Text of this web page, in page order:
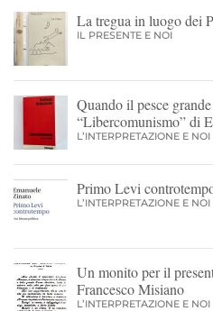
La tregua in luogo dei
IL PRESENTE E NOI
Quando il pesce
“Libercomunismo” di
L’INTERPRETAZIONE E NOI
Primo Levi
L’INTERPRETAZIONE E NOI
Un monito per il
Francesco Misiano
L’INTERPRETAZIONE E NOI